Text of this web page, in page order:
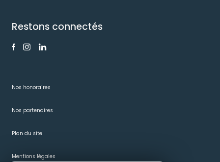
Restons connectés
Nos honoraires
Nos partenaires
Plan du site
Mentions légales